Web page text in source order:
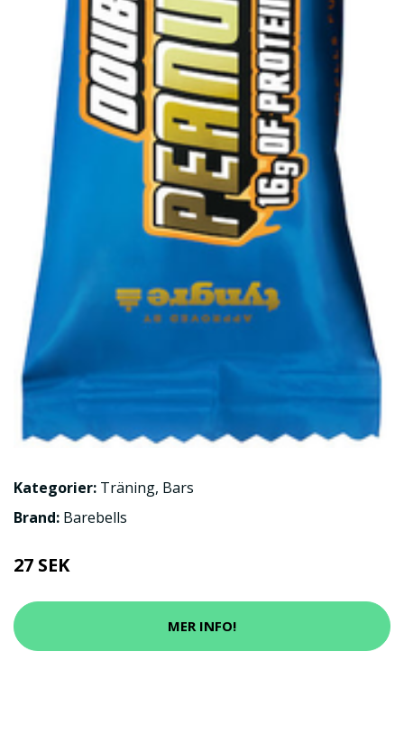
Kategorier: Träning, Bars
Brand: Barebells
27 SEK
MER INFO!